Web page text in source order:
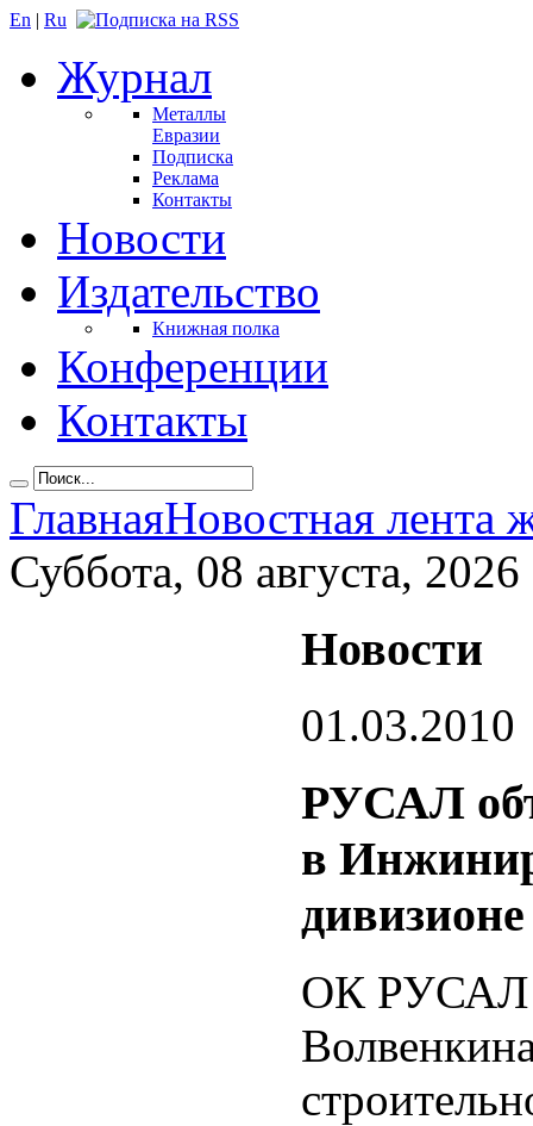
En | Ru
Журнал
Металлы
Евразии
Подписка
Реклама
Контакты
Новости
Издательство
Книжная полка
Конференции
Контакты
ГлавнаяНовостная лента
Суббота, 08 августа, 2026
Новости
01.03.2010
РУСАЛ
в
дивизионе
ОК РУСАЛ